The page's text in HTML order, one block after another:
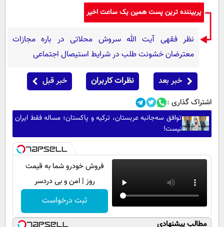
پربیننده ترین پست همین یک ساعت اخیر
نظر فقهی آیت الله سروش محلاتی در باره مجازات
معترضان خشونت طلب در شرایط استیصال اجتماعی
خبر بعد نظرات کاربران خبر قبل
اشتراک گذاری :
توافق سه‌جانبه عربستان، ترکیه و پاکستان؛ مساله فقط ایران
نیست!
فروش خودرو شما به قیمت
روز | امن و بی دردسر
ثبت درخواست
مطالب پیشنهادی